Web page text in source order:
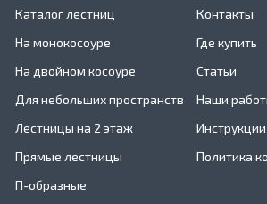
Каталог лестниц
На монокосоуре
На двойном косоуре
Для небольших пространств
Лестницы на 2 этаж
Прямые лестницы
П-образные
Контакты
Где купить
Статьи
Наши
Политика